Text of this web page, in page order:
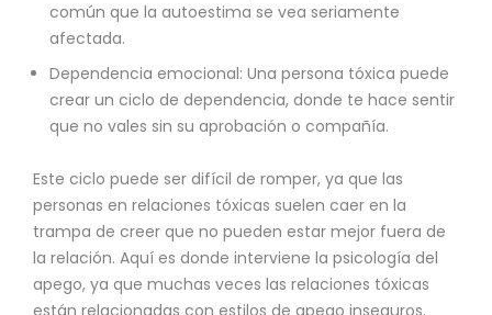
común que la autoestima se vea seriamente
afectada.
Dependencia emocional: Una persona tóxica puede
crear un ciclo de dependencia, donde te hace sentir
que no vales sin su aprobación o compañía.
Este ciclo puede ser difícil de romper, ya que las
personas en relaciones tóxicas suelen caer en la
trampa de creer que no pueden estar mejor fuera de
la relación. Aquí es donde interviene la psicología del
apego, ya que muchas veces las relaciones tóxicas